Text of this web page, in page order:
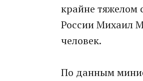
крайне тяжелом
России Михаил
человек.
По данным